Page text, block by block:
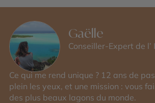
Gaëlle
Conseiller-Expert de l’
Ce qui me rend unique ? 12 ans de
plein les yeux, et une mission : vous
des plus beaux lagons du monde.